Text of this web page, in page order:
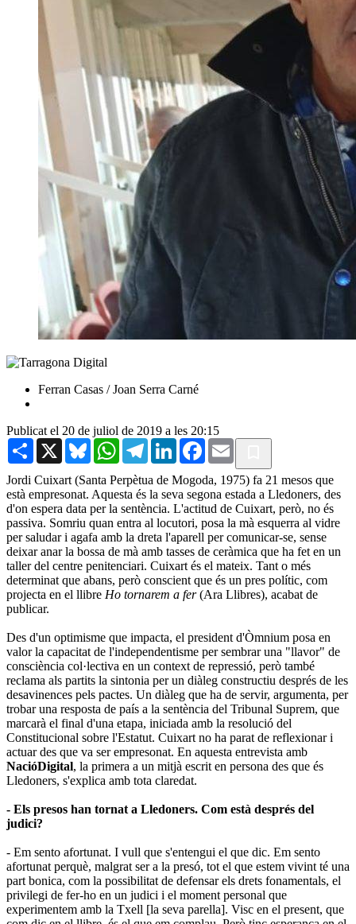
Ferran Casas / Joan Serra Carné
Publicat el 20 de juliol de 2019 a les 20:15
Share X BlueskyWhatsAppTelegramLinkedInFacebook
Email
Jordi Cuixart (Santa Perpètua de Mogoda, 1975) fa 21 mesos que
està empresonat. Aquesta és la seva segona estada a Lledoners, des
d'on espera data per la sentència. L'actitud de Cuixart, però, no és
passiva. Somriu quan entra al locutori, posa la mà esquerra al vidre
per saludar i agafa amb la dreta l'aparell per comunicar-se, sense
deixar anar la bossa de mà amb tasses de ceràmica que ha fet en un
taller del centre penitenciari. Cuixart és el mateix. Tant o més
determinat que abans, però conscient que és un pres polític, com
projecta en el llibre Ho tornarem a fer(Ara Llibres), acabat de
publicar.
Des d'un optimisme que impacta, el president d'Òmnium posa en
valor la capacitat de l'independentisme per sembrar una "llavor" de
consciència col·lectiva en un context de repressió, però també
reclama als partits la sintonia per un diàleg constructiu després de les
desavinences pels pactes. Un diàleg que ha de servir, argumenta, per
trobar una resposta de país a la sentència del Tribunal Suprem, que
marcarà el final d'una etapa, iniciada amb la resolució del
Constitucional sobre l'Estatut. Cuixart no ha parat de reflexionar i
actuar des que va ser empresonat. En aquesta entrevista amb
NacióDigital, la primera a un mitjà escrit en persona des que és
Lledoners, s'explica amb tota claredat.
- Els presos han tornat a Lledoners. Com està després del
judici?
- Em sento afortunat. I vull que s'entengui el que dic. Em sento
afortunat perquè, malgrat ser a la presó, tot el que estem vivint té una
part bonica, com la possibilitat de defensar els drets fonamentals, el
privilegi de fer-ho en un judici i el moment personal que
experimentem amb la Txell [la seva parella]. Visc en el present, que